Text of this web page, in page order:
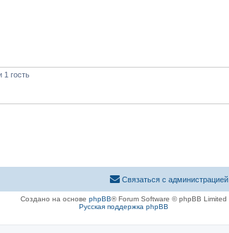
1 гость
Связаться с администрацией
Создано на основе phpBB® Forum Software © phpBB Limited
Русская поддержка phpBB